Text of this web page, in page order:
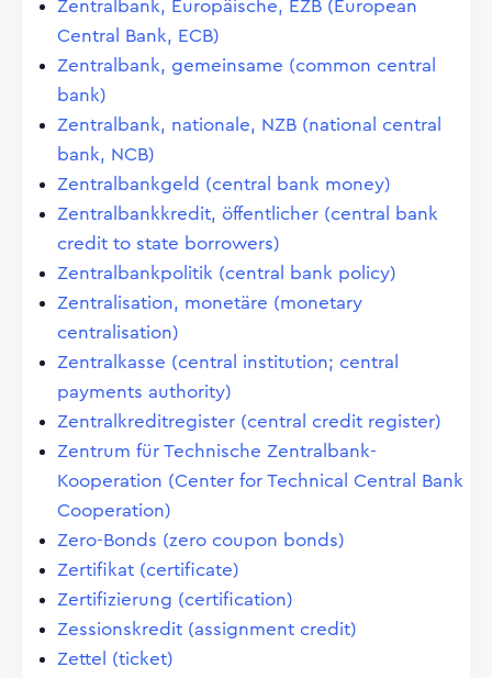
Zentralbank, Europäische, EZB (European
Central Bank, ECB)
Zentralbank, gemeinsame (common central
bank)
Zentralbank, nationale, NZB (national central
bank, NCB)
Zentralbankgeld (central bank money)
Zentralbankkredit, öffentlicher (central bank
credit to state borrowers)
Zentralbankpolitik (central bank policy)
Zentralisation, monetäre (monetary
centralisation)
Zentralkasse (central institution; central
payments authority)
Zentralkreditregister (central credit register)
Zentrum für Technische Zentralbank-
Kooperation (Center for Technical Central Bank
Cooperation)
Zero-Bonds (zero coupon bonds)
Zertifikat (certificate)
Zertifizierung (certification)
Zessionskredit (assignment credit)
Zettel (ticket)